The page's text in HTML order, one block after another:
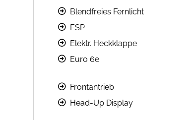
Blendfreies Fernlicht
ESP
Elektr. Heckklappe
Euro 6e
Frontantrieb
Head-Up Display